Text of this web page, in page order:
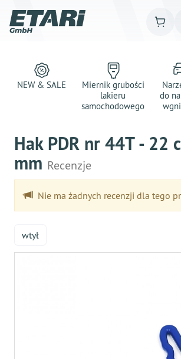
NEW & SALE
Miernik grubości
lakieru
samochodowego
do
Hak PDR nr 44T - 22
mm Recenzje
Nie ma żadnych recenzji dla tego
wtył